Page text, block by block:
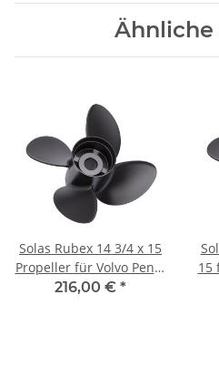
Solas Rubex 14 3/4 x 15
Propeller für Volvo Penta
SX 4 Blatt 19 Zähne
216,00 € *
15